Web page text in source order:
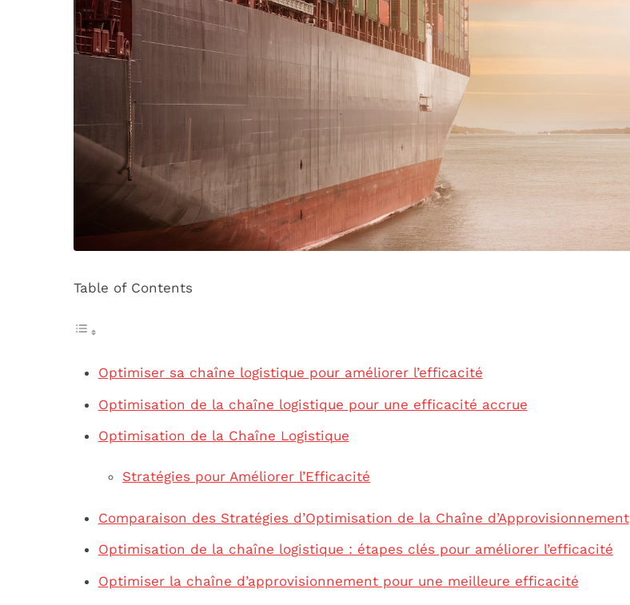
Table of Contents
Optimiser sa chaîne logistique pour améliorer l’efficacité
Optimisation de la chaîne logistique pour une efficacité accrue
Optimisation de la Chaîne Logistique
Stratégies pour Améliorer l’Efficacité
Comparaison des Stratégies d’Optimisation de la Chaîne d’Approvisionnement
Optimisation de la chaîne logistique : étapes clés pour améliorer l’efficacité
Optimiser la chaîne d’approvisionnement pour une meilleure efficacité